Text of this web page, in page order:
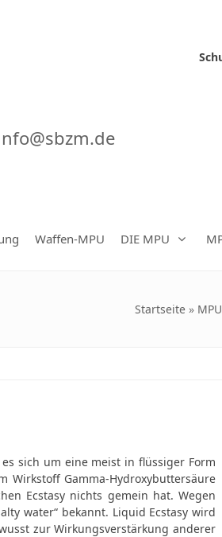
Waffen-MPU DIE MPU
Startseite »
sich um eine meist in flüssiger Form
Wirkstoff Gamma-Hydroxybuttersäure
Ecstasy nichts gemein hat. Wegen
water“ bekannt. Liquid Ecstasy wird
zur Wirkungsverstärkung anderer